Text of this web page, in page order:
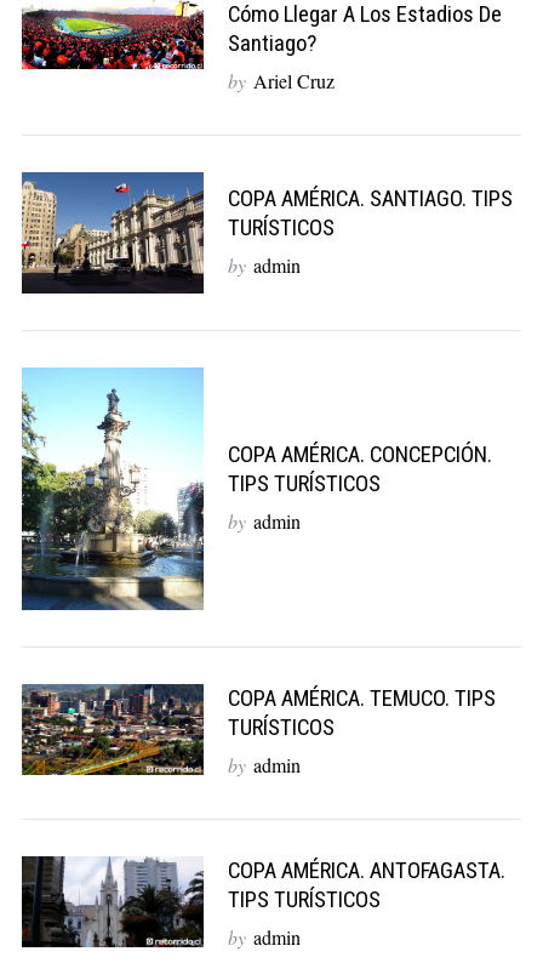
Cómo Llegar A Los Estadios De
Santiago?
by Ariel Cruz
COPA AMÉRICA. SANTIAGO. TIPS
TURÍSTICOS
by admin
COPA AMÉRICA. CONCEPCIÓN.
TIPS TURÍSTICOS
by admin
COPA AMÉRICA. TEMUCO. TIPS
TURÍSTICOS
by admin
COPA AMÉRICA. ANTOFAGASTA.
TIPS TURÍSTICOS
by admin
e
a
r
c
h
f
o
r